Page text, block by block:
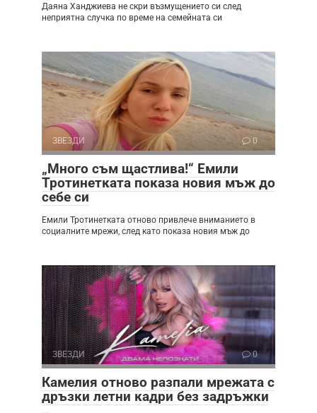
Даяна Ханджиева не скри възмущението си след
неприятна случка по време на семейната си
ЗВЕЗДИ 0
„Много съм щастлива!“ Емили
Тротинетката показа новия мъж до
себе си
Емили Тротинетката отново привлече вниманието в
социалните мрежи, след като показа новия мъж до
ЗВЕЗДИ 0
Камелия отново разпали мрежата с
дръзки летни кадри без задръжки